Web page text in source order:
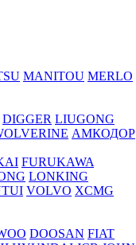
MANITOU MERLO
DIGGER LIUGONG
АМКОДОР
FURUKAWA
LONKING
VOLVO XCMG
DOOSAN FIAT